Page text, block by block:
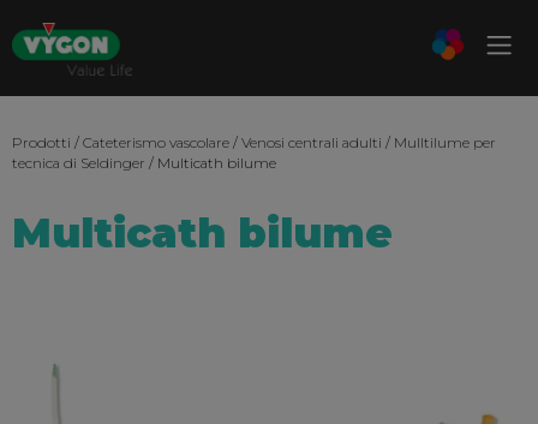
Prodotti / Cateterismo vascolare / Venosi centrali adulti / Mulltilume per
tecnica di Seldinger / Multicath bilume
Multicath bilume